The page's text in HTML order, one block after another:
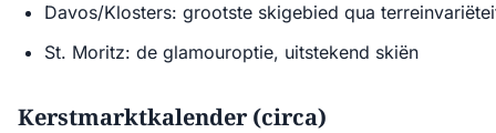
Davos/Klosters: grootste skigebied qua
St. Moritz: de glamouroptie, uitstekend skiën
Kerstmarktkalender (circa)